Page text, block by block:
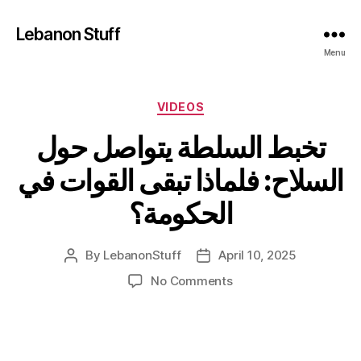
Lebanon Stuff
Menu
Categories
VIDEOS
تخبط السلطة يتواصل حول
السلاح: فلماذا تبقى القوات في
الحكومة؟
Post
By LebanonStuff
PostApril 10, 2025
No Commentson